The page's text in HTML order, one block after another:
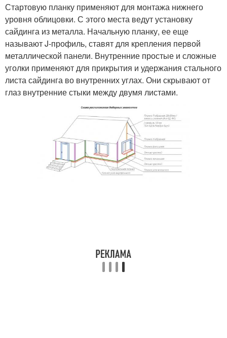
Стартовую планку применяют для монтажа нижнего
уровня облицовки. С этого места ведут установку
сайдинга из металла. Начальную планку, ее еще
называют J-профиль, ставят для крепления первой
металлической панели. Внутренние простые и сложные
уголки применяют для прикрытия и удержания стального
листа сайдинга во внутренних углах. Они скрывают от
глаз внутренние стыки между двумя листами.